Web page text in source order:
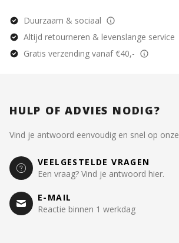
Duurzaam & sociaal
Altijd retourneren & levenslange service
Gratis verzending vanaf €40,-
HULP OF ADVIES NODIG?
Vind je antwoord eenvoudig en snel op onze
VEELGESTELDE VRAGEN
Een vraag? Vind je antwoord hier.
E-MAIL
Reactie binnen 1 werkdag